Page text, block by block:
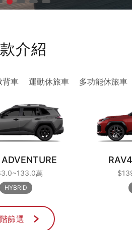
介紹
背車 運動休旅車 多功能休旅車
萬
HYBRID
篩選